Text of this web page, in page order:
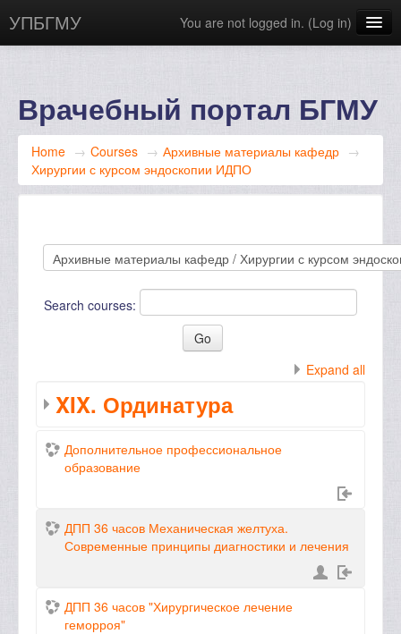
УПБГМУ You are not logged in. (Log in)
English ‎(en)‎
Врачебный портал БГМУ
Home → Courses → Архивные материалы кафедр →
Хирургии с курсом эндоскопии ИДПО
Search courses:
Expand all
XIX. Ординатура
Дополнительное профессиональное
образование
ДПП 36 часов Механическая желтуха.
Современные принципы диагностики и лечения
ДПП 36 часов "Хирургическое лечение
геморроя"